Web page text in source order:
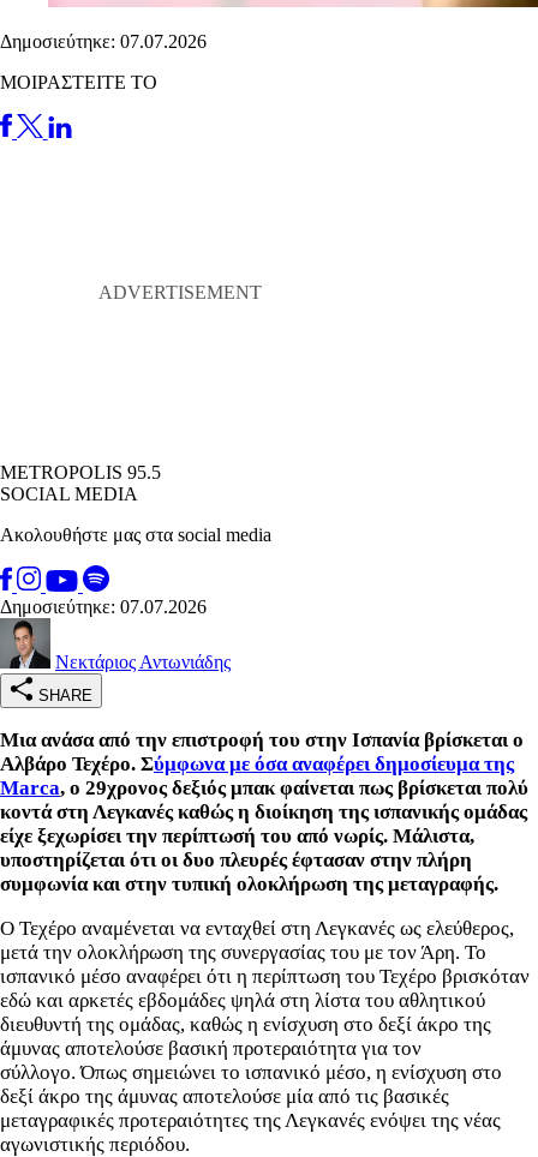
Δημοσιεύτηκε: 07.07.2026
ΜΟΙΡΑΣΤΕΙΤΕ ΤΟ
METROPOLIS 95.5
SOCIAL MEDIA
Ακολουθήστε μας στα social media
Δημοσιεύτηκε: 07.07.2026
Νεκτάριος Αντωνιάδης
SHARE
Μια ανάσα από την επιστροφή του στην Ισπανία βρίσκεται ο
Αλβάρο Τεχέρο. Σύμφωνα με όσα αναφέρει δημοσίευμα της
Marca, ο 29χρονος δεξιός μπακ φαίνεται πως βρίσκεται πολύ
κοντά στη Λεγκανές καθώς η διοίκηση της ισπανικής ομάδας
είχε ξεχωρίσει την περίπτωσή του από νωρίς. Μάλιστα,
υποστηρίζεται ότι οι δυο πλευρές έφτασαν στην πλήρη
συμφωνία και στην τυπική ολοκλήρωση της μεταγραφής.
Ο Τεχέρο αναμένεται να ενταχθεί στη Λεγκανές ως ελεύθερος,
μετά την ολοκλήρωση της συνεργασίας του με τον Άρη. Το
ισπανικό μέσο αναφέρει ότι η περίπτωση του Τεχέρο βρισκόταν
εδώ και αρκετές εβδομάδες ψηλά στη λίστα του αθλητικού
διευθυντή της ομάδας, καθώς η ενίσχυση στο δεξί άκρο της
άμυνας αποτελούσε βασική προτεραιότητα για τον
σύλλογο. Όπως σημειώνει το ισπανικό μέσο, η ενίσχυση στο
δεξί άκρο της άμυνας αποτελούσε μία από τις βασικές
μεταγραφικές προτεραιότητες της Λεγκανές ενόψει της νέας
αγωνιστικής περιόδου.